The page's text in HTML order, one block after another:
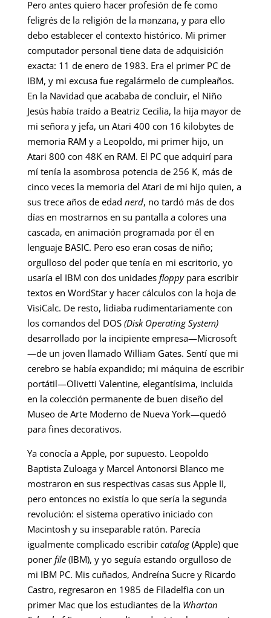
Pero antes quiero hacer profesión de fe como
feligrés de la religión de la manzana, y para ello
debo establecer el contexto histórico. Mi primer
computador personal tiene data de adquisición
exacta: 11 de enero de 1983. Era el primer PC de
IBM, y mi excusa fue regalármelo de cumpleaños.
En la Navidad que acababa de concluir, el Niño
Jesús había traído a Beatriz Cecilia, la hija mayor de
mi señora y jefa, un Atari 400 con 16 kilobytes de
memoria RAM y a Leopoldo, mi primer hijo, un
Atari 800 con 48K en RAM. El PC que adquirí para
mí tenía la asombrosa potencia de 256 K, más de
cinco veces la memoria del Atari de mi hijo quien, a
sus trece años de edad nerd, no tardó más de dos
días en mostrarnos en su pantalla a colores una
cascada, en animación programada por él en
lenguaje BASIC. Pero eso eran cosas de niño;
orgulloso del poder que tenía en mi escritorio, yo
usaría el IBM con dos unidades floppypara escribir
textos en WordStar y hacer cálculos con la hoja de
VisiCalc. De resto, lidiaba rudimentariamente con
los comandos del DOS (Disk Operating System)
desarrollado por la incipiente empresa—Microsoft
—de un joven llamado William Gates. Sentí que mi
cerebro se había expandido; mi máquina de escribir
portátil—Olivetti Valentine, elegantísima, incluida
en la colección permanente de buen diseño del
Museo de Arte Moderno de Nueva York—quedó
para fines decorativos.
Ya conocía a Apple, por supuesto. Leopoldo
Baptista Zuloaga y Marcel Antonorsi Blanco me
mostraron en sus respectivas casas sus Apple II,
pero entonces no existía lo que sería la segunda
revolución: el sistema operativo iniciado con
Macintosh y su inseparable ratón. Parecía
igualmente complicado escribir catalog(Apple) que
poner file (IBM), y yo seguía estando orgulloso de
mi IBM PC. Mis cuñados, Andreína Sucre y Ricardo
Castro, regresaron en 1985 de Filadelfia con un
primer Mac que los estudiantes de la Wharton